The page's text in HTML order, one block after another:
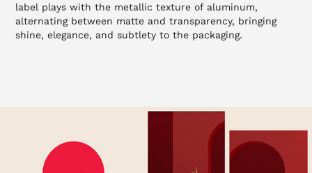
label plays with the metallic texture of aluminum,
alternating between matte and transparency, bringing
shine, elegance, and subtlety to the packaging.